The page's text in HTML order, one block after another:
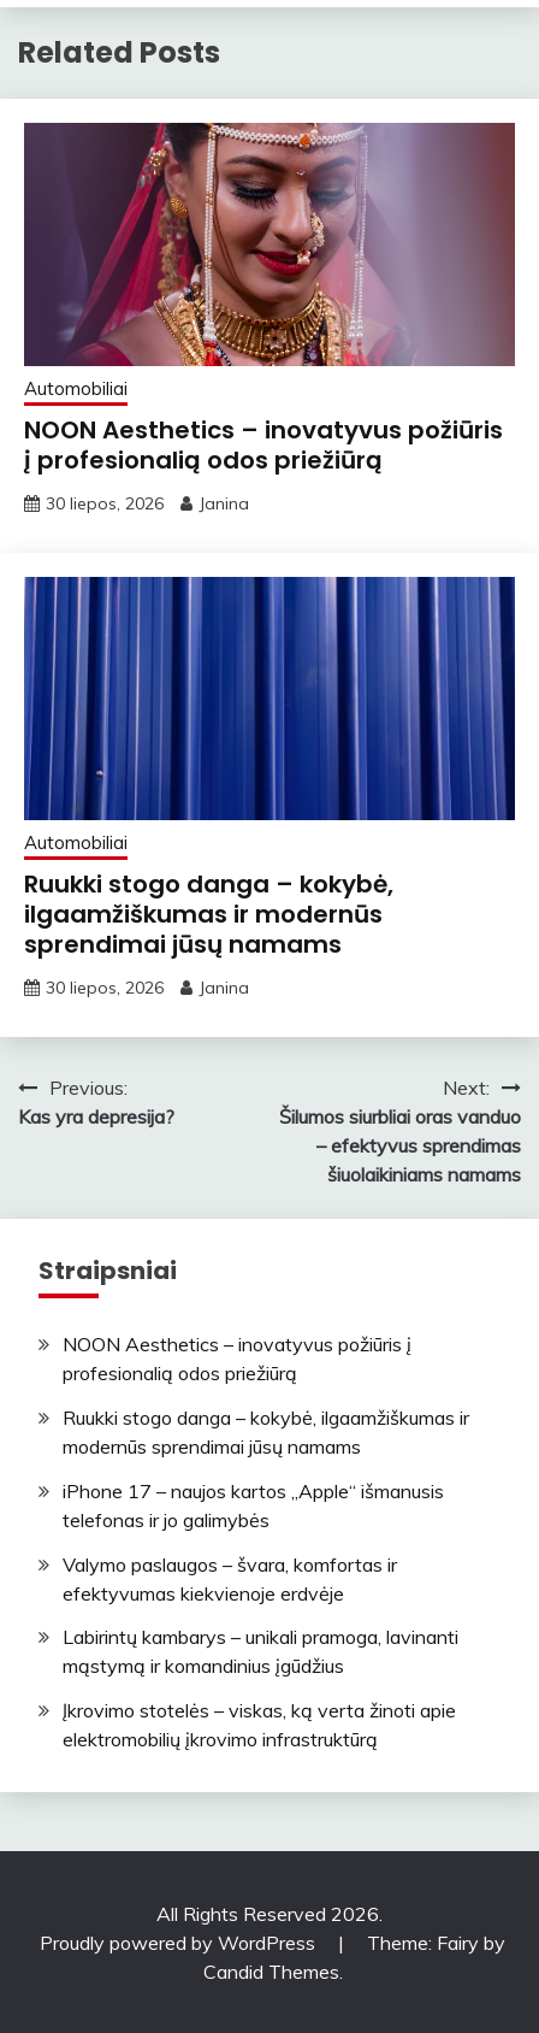
Related Posts
Automobiliai
NOON Aesthetics – inovatyvus požiūris
į profesionalią odos priežiūrą
30 liepos, 2026 Janina
Automobiliai
Ruukki stogo danga – kokybė,
ilgaamžiškumas ir modernūs
sprendimai jūsų namams
30 liepos, 2026 Janina
Navigacija
tarp
Previous:
Kas yra depresija?
Next:
Šilumos siurbliai oras vanduo
– efektyvus sprendimas
šiuolaikiniams namams
Straipsniai
NOON Aesthetics – inovatyvus požiūris į
profesionalią odos priežiūrą
Ruukki stogo danga – kokybė, ilgaamžiškumas ir
modernūs sprendimai jūsų namams
iPhone 17 – naujos kartos „Apple“ išmanusis
telefonas ir jo galimybės
Valymo paslaugos – švara, komfortas ir
efektyvumas kiekvienoje erdvėje
Labirintų kambarys – unikali pramoga, lavinanti
mąstymą ir komandinius įgūdžius
Įkrovimo stotelės – viskas, ką verta žinoti apie
elektromobilių įkrovimo infrastruktūrą
All Rights Reserved 2026.
Proudly powered by WordPress
|
Theme: Fairy by
Candid Themes.